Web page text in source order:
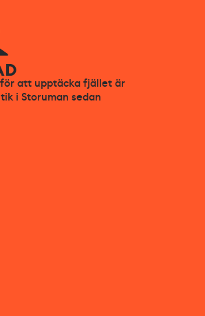
att upptäcka fjället är
i Storuman sedan